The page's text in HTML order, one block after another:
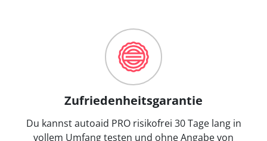
Zufriedenheitsgarantie
Du kannst autoaid PRO risikofrei 30 Tage lang in
vollem Umfang testen und ohne Angabe von